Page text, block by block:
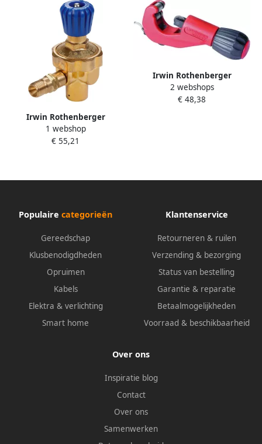
Irwin Rothenberger
Zuurstofdrukregelaar voor
M10x1
1 webshop
€ 55,21
Irwin Rothenberger
Telescopische Pijpsnijder 42 |
6-42 mm ROT070642E
2 webshops
€ 48,38
Populaire categorieën
Gereedschap
Klusbenodigdheden
Opruimen
Kabels
Elektra & verlichting
Smart home
Klantenservice
Retourneren & ruilen
Verzending & bezorging
Status van bestelling
Garantie & reparatie
Betaalmogelijkheden
Voorraad & beschikbaarheid
Over ons
Inspiratie blog
Contact
Over ons
Samenwerken